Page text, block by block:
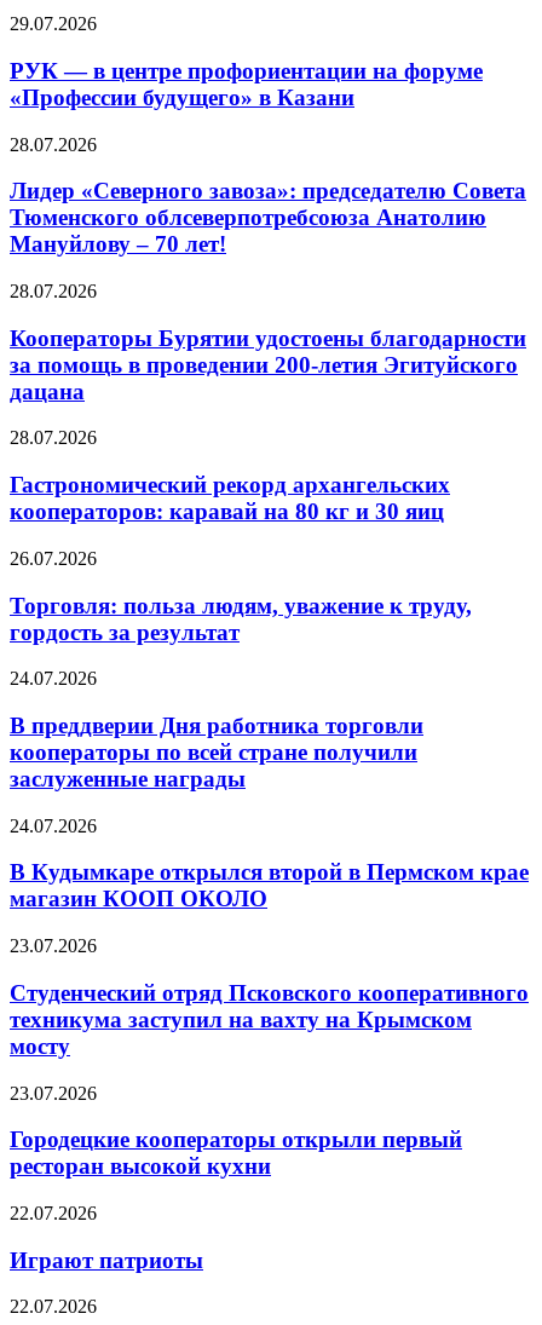
29.07.2026
РУК — в центре профориентации на форуме
«Профессии будущего» в Казани
28.07.2026
Лидер «Северного завоза»: председателю Совета
Тюменского облсеверпотребсоюза Анатолию
Мануйлову – 70 лет!
28.07.2026
Кооператоры Бурятии удостоены благодарности
за помощь в проведении 200-летия Эгитуйского
дацана
28.07.2026
Гастрономический рекорд архангельских
кооператоров: каравай на 80 кг и 30 яиц
26.07.2026
Торговля: польза людям, уважение к труду,
гордость за результат
24.07.2026
В преддверии Дня работника торговли
кооператоры по всей стране получили
заслуженные награды
24.07.2026
В Кудымкаре открылся второй в Пермском крае
магазин КООП ОКОЛО
23.07.2026
Студенческий отряд Псковского кооперативного
техникума заступил на вахту на Крымском
мосту
23.07.2026
Городецкие кооператоры открыли первый
ресторан высокой кухни
22.07.2026
Играют патриоты
22.07.2026